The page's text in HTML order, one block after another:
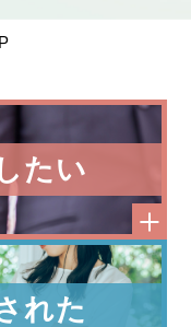
たい
れた